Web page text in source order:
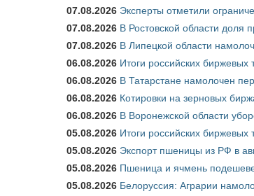
07.08.2026 Эксперты отметили
07.08.2026 В Ростовской области
07.08.2026 В Липецкой области
06.08.2026 Итоги российских биржевых
06.08.2026 В Татарстане намолочен
06.08.2026 Котировки на зерновых
06.08.2026 В Воронежской области
05.08.2026 Итоги российских биржевых
05.08.2026 Экспорт пшеницы из РФ в
05.08.2026 Пшеница и ячмень
05.08.2026 Белоруссия: Аграрии